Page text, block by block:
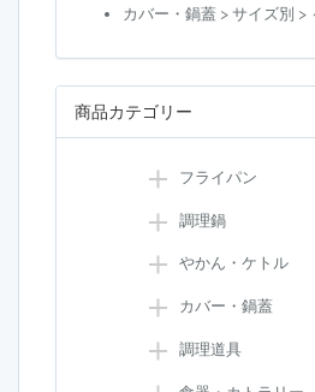
カバー・鍋蓋 > サイズ別
商品カテゴリー
フライパン
調理鍋
やかん・ケトル
カバー・鍋蓋
調理道具